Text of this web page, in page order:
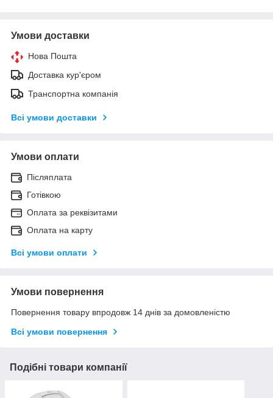
Умови доставки
Нова Пошта
Доставка кур'єром
Транспортна компанія
Всі умови доставки
Умови оплати
Післяплата
Готівкою
Оплата за реквізитами
Оплата на карту
Всі умови оплати
Умови повернення
Повернення товару впродовж 14 днів за домовленістю
Всі умови повернення
Подібні товари компанії